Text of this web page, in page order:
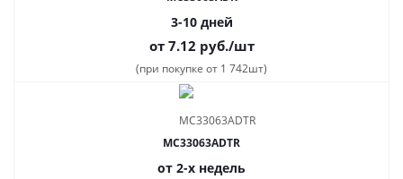
3-10 дней
от 7.12 руб./шт
(при покупке от 1 742шт)
MC33063ADTR
от 2-х недель